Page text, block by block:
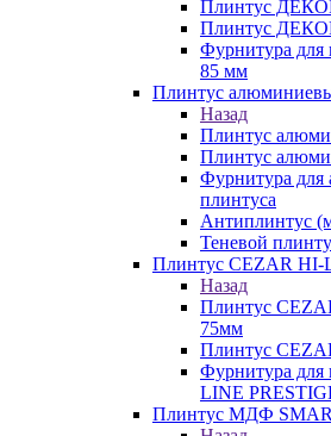
Плинтус
Плинтус
Фурнитура
85 мм
Плинтус
Назад
Плинтус
Плинтус
Фурнитура
плинтуса
Антиплинтус
Теневой
Плинтус CEZAR HI-
Назад
Плинтус
75мм
Плинтус
Фурнитура для
LINE
Плинтус МДФ